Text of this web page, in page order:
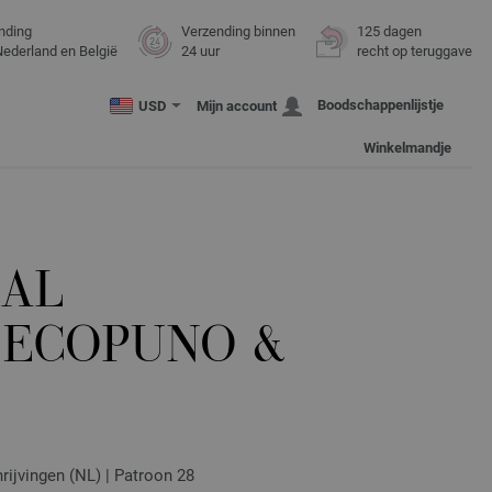
en België
Verzending binnen
24 uur
125 dagen
recht op teruggave
USD Mijn account Boodschappenlijstje
Winkelmandje
&
(NL) | Patroon 28